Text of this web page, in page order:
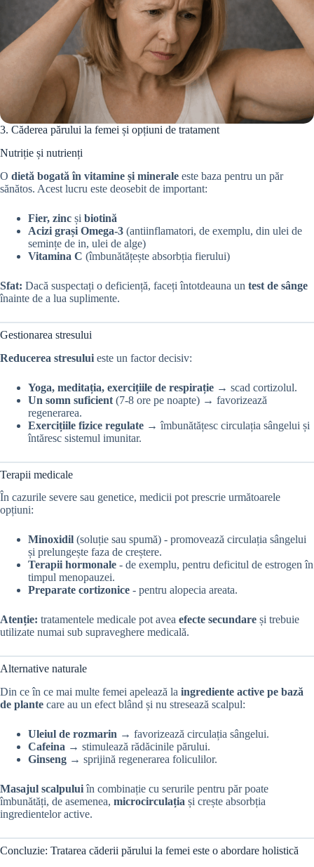
3. Căderea părului la femei și opțiuni de tratament
Nutriție și nutrienți
O dietă bogată în vitamine și minerale este baza pentru un păr
sănătos. Acest lucru este deosebit de important:
Fier, zinc și biotină
Acizi grași Omega-3 (antiinflamatori, de exemplu, din ulei de
semințe de in, ulei de alge)
Vitamina C (îmbunătățește absorbția fierului)
Sfat: Dacă suspectați o deficiență, faceți întotdeauna un test de sânge
înainte de a lua suplimente.
Gestionarea stresului
Reducerea stresului este un factor decisiv:
Yoga, meditația, exercițiile de respirație → scad cortizolul.
Un somn suficient (7-8 ore pe noapte) → favorizează
regenerarea.
Exercițiile fizice regulate → îmbunătățesc circulația sângelui și
întăresc sistemul imunitar.
Terapii medicale
În cazurile severe sau genetice, medicii pot prescrie următoarele
opțiuni:
Minoxidil (soluție sau spumă) - promovează circulația sângelui
și prelungește faza de creștere.
Terapii hormonale - de exemplu, pentru deficitul de estrogen în
timpul menopauzei.
Preparate cortizonice - pentru alopecia areata.
Atenție: tratamentele medicale pot avea efecte secundare și trebuie
utilizate numai sub supraveghere medicală.
Alternative naturale
Din ce în ce mai multe femei apelează la ingrediente active pe bază
de plante care au un efect blând și nu stresează scalpul:
Uleiul de rozmarin → favorizează circulația sângelui.
Cafeina → stimulează rădăcinile părului.
Ginseng → sprijină regenerarea foliculilor.
Masajul scalpuluiîn combinație cu serurile pentru păr poate
îmbunătăți, de asemenea, microcirculația și crește absorbția
ingredientelor active.
Concluzie: Tratarea căderii părului la femei este o abordare holistică